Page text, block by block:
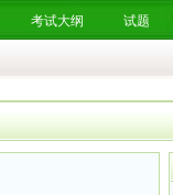
考试大纲 试题